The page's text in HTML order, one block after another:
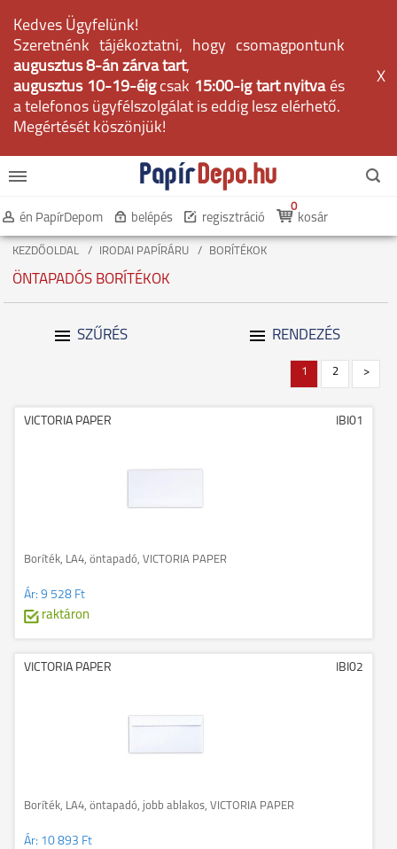
Kedves Ügyfelünk!
Szeretnénk tájékoztatni, hogy csomagpontunk
augusztus 8-án zárva tart,
augusztus 10-19-éig csak 15:00-ig tart nyitvaés
a telefonos ügyfélszolgálat is eddig lesz elérhető.
Megértését köszönjük!
X
én PapírDepom belépés regisztráció kosár
0
KEZDŐOLDAL IRODAI PAPÍRÁRU BORÍTÉKOK
ÖNTAPADÓS BORÍTÉKOK
SZŰRÉS RENDEZÉS
1 2 >
VICTORIA PAPER IBI01
Boríték, LA4, öntapadó, VICTORIA PAPER
Ár:9 528 Ft
raktáron
VICTORIA PAPER IBI02
Boríték, LA4, öntapadó, jobb ablakos, VICTORIA PAPER
Ár: 10 893 Ft